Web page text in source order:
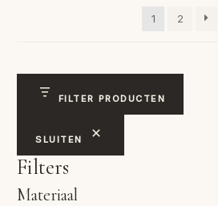
1
2
FILTER PRODUCTEN
SLUITEN
Filters
Materiaal